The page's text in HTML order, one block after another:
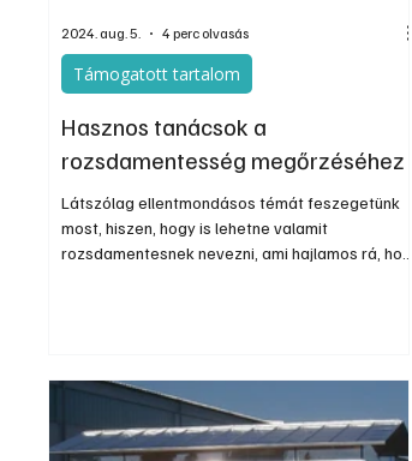
Hasznos tanácsok a
rozsdamentesség megőrzéséhez
Látszólag ellentmondásos témát feszegetünk
most, hiszen, hogy is lehetne valamit
rozsdamentesnek nevezni, ami hajlamos rá, hogy
Támogatott tartalom
2024. aug. 5. 4 perc olvasás